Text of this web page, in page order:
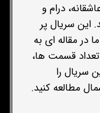
درام و
آغاز شد. این سریال پر
در مقاله ای به
تعداد قسمت ها،
سریال را
مطالعه کنید.